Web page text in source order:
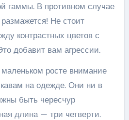
гаммы. В противном случае
Не стоит
контрастных цветов с
добавит вам агрессии.
росте внимание
на одежде. Они ни в
быть чересчур
длина — три четверти.